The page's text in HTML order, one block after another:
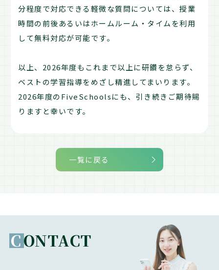
分程度で対応できる軽微な質問については、授業
時間の前後あるいはホームルーム・タイムを利用
して無料対応が可能です。
以上、2026年度もこれまで以上に研鑽を怠らず、
ベストの学習指導をめざし精進してまいります。
2026年度のFiveSchoolsにも、引き続きご期待賜
りますと幸いです。
一覧に戻る
CONTACT